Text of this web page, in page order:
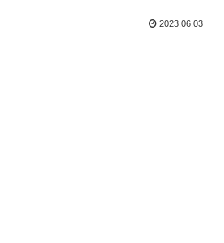
2023.06.03